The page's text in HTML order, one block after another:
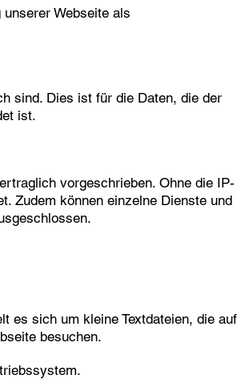
Webseite als
sind. Dies ist für die Daten, die der
ist.
vorgeschrieben. Ohne die IP-
Zudem können einzelne Dienste und
es sich um kleine Textdateien, die auf
besuchen.